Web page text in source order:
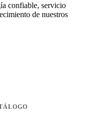
confiable, servicio
de nuestros